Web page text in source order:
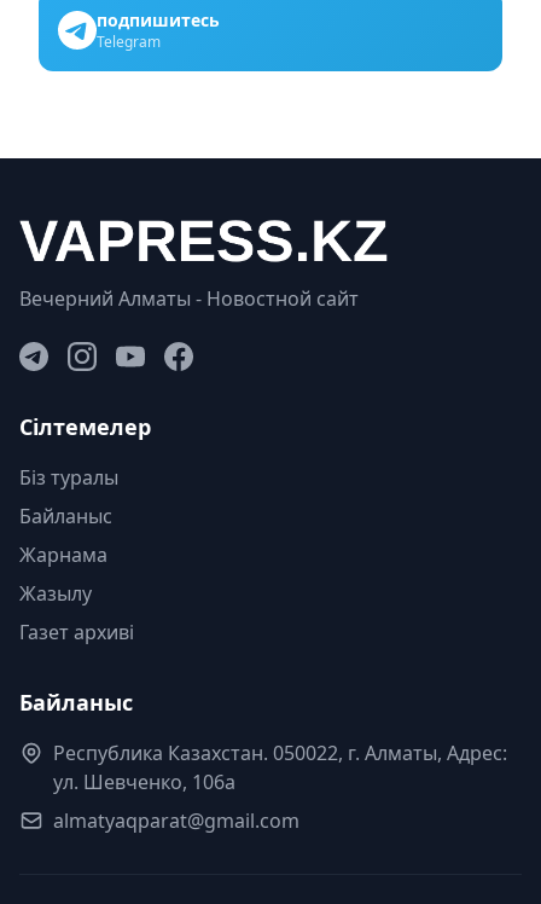
подпишитесь
Telegram
Вечерний Алматы - Новостной сайт
Сілтемелер
Біз туралы
Байланыс
Жарнама
Жазылу
Газет архиві
Байланыс
Республика Казахстан. 050022, г. Алматы, Адрес:
ул. Шевченко, 106а
almatyaqparat@gmail.com